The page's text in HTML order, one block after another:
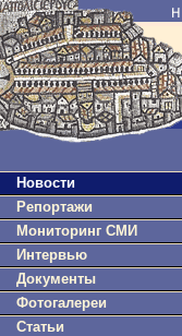
Новости
Репортажи
Мониторинг СМИ
Интервью
Документы
Фотогалереи
Статьи